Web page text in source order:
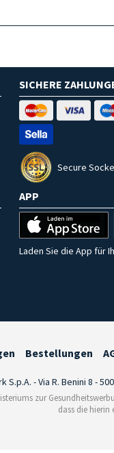
SICHERE
Secure
APP
Laden Sie die App für
Bestellungen
S.p.A. - Via R. Benini 8 -
zur
dass die